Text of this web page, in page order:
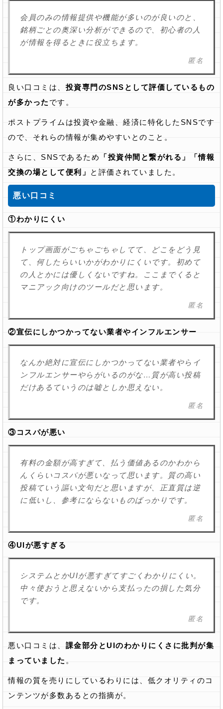
会員のみの情報提供や機能が多いのが良いのと、
銘柄ごとの奥深い分析ができるので、初心者の人
が情報を得るときに役立ちます。
匿名
良い口コミは、 投資専門のSNSとして評価しているもの
が多かった です。
ポストプライムは投資や金融、経済に特化したSNSです
ので、それらの情報が集めやすいとのこと。
さらに、SNSであるため
「投資仲間と繋がれる」「情報
交換の場として便利」
と評価されていました。
悪い口コミ
①わかりにくい
トップ画面がごちゃごちゃしてて、どこをどう見
て、何したらいいかがわかりにくいです。初めて
の人とかには優しくないですね。ここまでくると
マニアック向けのツールだと思います。
匿名
②宣伝にしかつかってない業者やインフルエンサー
なんか絶対に宣伝にしかつかってない業者やらイ
ンフルエンサーやらがいるのがな…質が高い投稿
だけあるていうのは嘘としか思えない。
匿名
③コスパが悪い
有料の金額が高すぎて、払う価値あるのかわから
んくらいコスパが悪いなって思います。質の高い
投稿ていう謳い文句だと思いますが、正直質は逆
に低いし、参考にならないものばっかりです。
匿名
④UIが悪すぎる
システムとかUIが悪すぎてすごくわかりにくい。
中々使おうと思えないから支払ったの損した気分
です。
匿名
悪い口コミは、 課金部分とUIのわかりにくさに批判が集
まっていました 。
情報の質を売りにしているわりには、低クオリティのコ
ンテンツが多数あるとの指摘が。